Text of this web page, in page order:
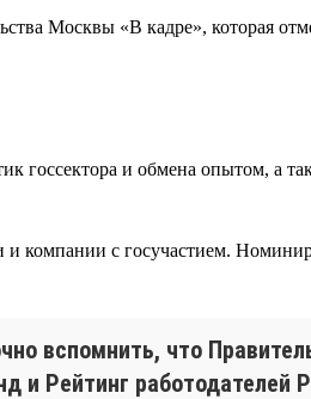
Москвы «В кадре», которая
госсектора и обмена опытом, а
и компании с госучастием.
вспомнить, что
и Рейтинг работодателей